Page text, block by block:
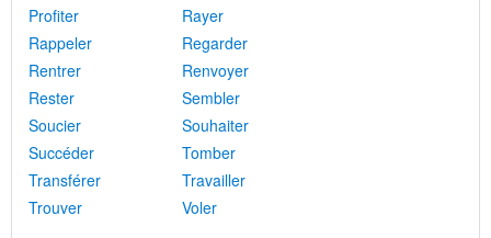
Profiter
Rayer
Rappeler
Regarder
Rentrer
Renvoyer
Rester
Sembler
Soucier
Souhaiter
Succéder
Tomber
Transférer
Travailler
Trouver
Voler